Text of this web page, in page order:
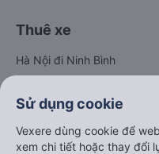
Thuê xe
Hà Nội đi Ninh Bình
Hà Nội đi Sa Pa
Hà Nội đi Tam Đảo
Sử dụng cookie
Vexere dùng cookie để
xem chi tiết hoặc thay đổi